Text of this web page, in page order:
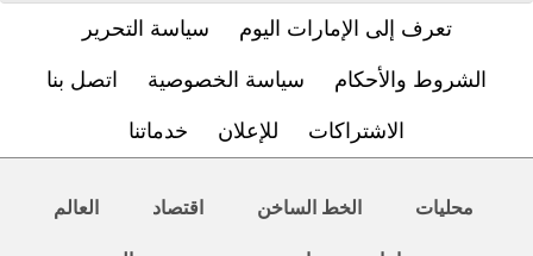
تعرف إلى الإمارات اليوم سياسة التحرير
الشروط والأحكام سياسة الخصوصية اتصل بنا
الاشتراكات للإعلان خدماتنا
محليات الخط الساخن اقتصاد العالم